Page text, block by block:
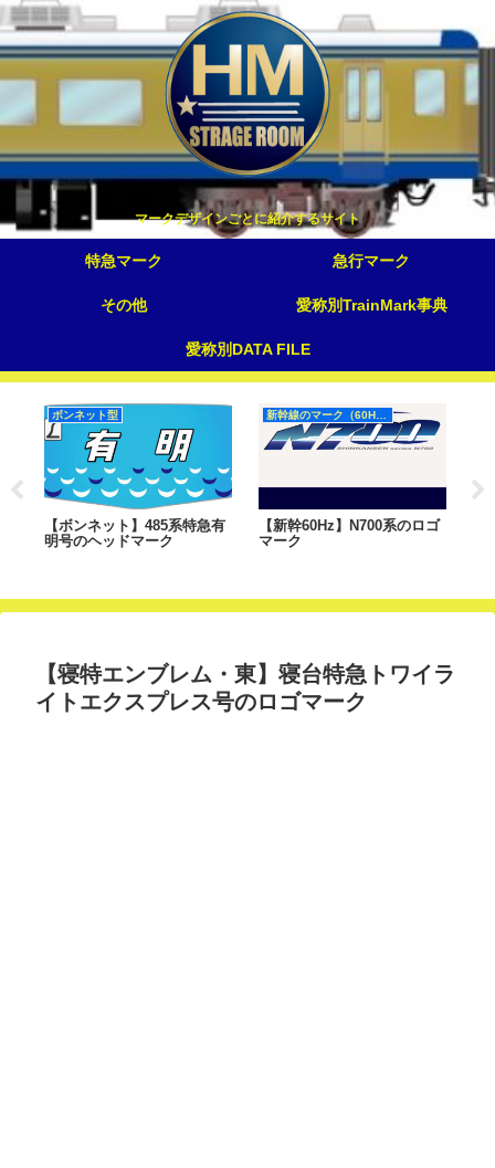
マークデザインごとに紹介するサイト
特急マーク 急行マーク
その他 愛称別TrainMark事典
愛称別DATA FILE
ボンネット型
【ボンネット】485系特急有
明号のヘッドマーク
新幹線のマーク（60Hz）
【新幹60Hz】N700系のロゴ
マーク
【寝特エンブレム・東】寝台特急トワイラ
イトエクスプレス号のロゴマーク